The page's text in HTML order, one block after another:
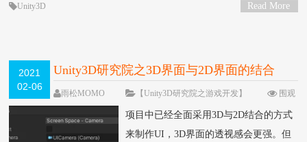
Read More
Unity3D
2021
02-06
Unity3D研究院之3D界面与2D界面的结合
（一百二十四）
雨松MOMO 【Unity3D研究院之游戏开发】
围观
11998次
2 条评论
项目中已经全面采用3D与2D结合的方式
来制作UI，3D界面的透视感会更强。但